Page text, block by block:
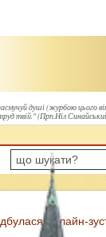
душі (журбою цього
твій." (Прп.Ніл
онлайн-